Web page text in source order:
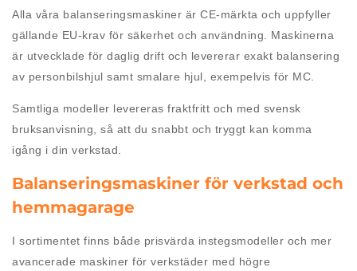
Alla våra balanseringsmaskiner är CE-märkta och uppfyller
gällande EU-krav för säkerhet och användning. Maskinerna
är utvecklade för daglig drift och levererar exakt balansering
av personbilshjul samt smalare hjul, exempelvis för MC.
Samtliga modeller levereras fraktfritt och med svensk
bruksanvisning, så att du snabbt och tryggt kan komma
igång i din verkstad.
Balanseringsmaskiner för verkstad och
hemmagarage
I sortimentet finns både prisvärda instegsmodeller och mer
avancerade maskiner för verkstäder med högre